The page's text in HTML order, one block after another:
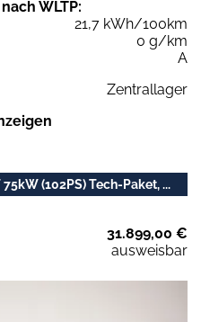
WLTP:
21,7 kWh/100km
0 g/km
A
Zentrallager
(102PS) Tech-Paket, ...
31.899,00 €
ausweisbar